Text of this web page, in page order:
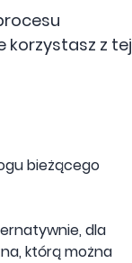
korzystasz z tej
bieżącego
dla
którą można